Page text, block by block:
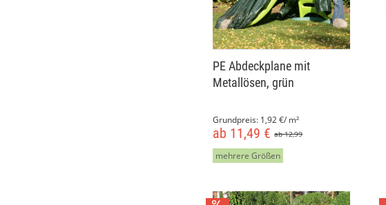
PE Abdeckplane mit
Metallösen, grün
Grundpreis: 1,92 €/ m²
ab 12,99
ab 11,49 €
mehrere Größen